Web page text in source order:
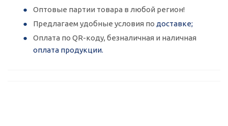
Оптовые партии товара в любой регион!
Предлагаем удобные условия по доставке;
Оплата по QR-коду, безналичная и наличная
оплата продукции.